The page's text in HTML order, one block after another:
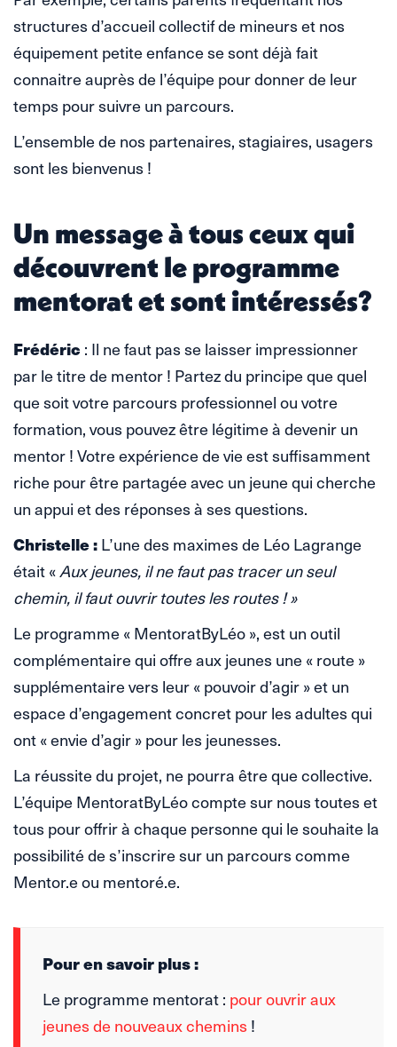
structures d’accueil collectif de mineurs et nos
équipement petite enfance se sont déjà fait
connaitre auprès de l’équipe pour donner de leur
temps pour suivre un parcours.
L’ensemble de nos partenaires, stagiaires, usagers
sont les bienvenus !
Un message à tous ceux qui
découvrent le programme
mentorat et sont intéressés?
Frédéric : Il ne faut pas se laisser impressionner
par le titre de mentor ! Partez du principe que quel
que soit votre parcours professionnel ou votre
formation, vous pouvez être légitime à devenir un
mentor ! Votre expérience de vie est suffisamment
riche pour être partagée avec un jeune qui cherche
un appui et des réponses à ses questions.
Christelle :L’une des maximes de Léo Lagrange
était «Aux jeunes, il ne faut pas tracer un seul
chemin, il faut ouvrir toutes les routes ! »
Le programme « MentoratByLéo », est un outil
complémentaire qui offre aux jeunes une « route »
supplémentaire vers leur « pouvoir d’agir » et un
espace d’engagement concret pour les adultes qui
ont « envie d’agir » pour les jeunesses.
La réussite du projet, ne pourra être que collective.
L’équipe MentoratByLéo compte sur nous toutes et
tous pour offrir à chaque personne qui le souhaite la
possibilité de s’inscrire sur un parcours comme
Mentor.e ou mentoré.e.
Pour en savoir plus :
Le programme mentorat : pour ouvrir aux
jeunes de nouveaux chemins !